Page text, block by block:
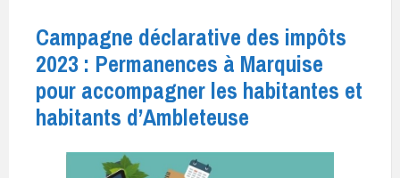
Campagne déclarative des impôts
2023 : Permanences à Marquise
pour accompagner les habitantes et
habitants d’Ambleteuse